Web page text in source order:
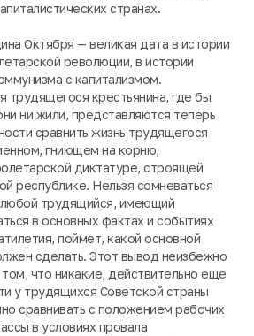
странах.
Октября — великая дата в истории
революции, в истории
с капитализмом.
трудящегося крестьянина, где бы
ни жили, представляются теперь
сравнить жизнь трудящегося
гниющем на корню,
диктатуре, строящей
республике. Нельзя сомневаться
трудящийся, имеющий
в основных фактах и событиях
поймет, какой основной
сделать. Этот вывод неизбежно
что никакие, действительно еще
у трудящихся Советской страны
сравнивать с положением рабочих
в условиях провала